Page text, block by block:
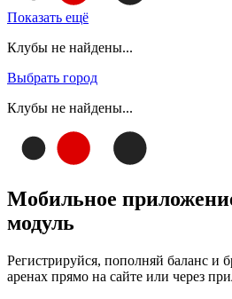
Показать ещё
Клубы не найдены...
Выбрать город
Клубы не найдены...
Мобильное
модуль
Регистрируйся, пополняй баланс и
аренах прямо на сайте или через